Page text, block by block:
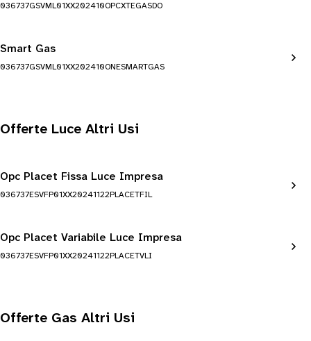
036737GSVML01XX202410OPCXTEGASDO
Smart Gas
036737GSVML01XX202410ONESMARTGAS
Offerte Luce Altri Usi
Opc Placet Fissa Luce Impresa
036737ESVFP01XX20241122PLACETFIL
Opc Placet Variabile Luce Impresa
036737ESVFP01XX20241122PLACETVLI
Offerte Gas Altri Usi